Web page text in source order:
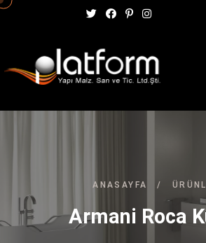
ANASAYFA /
Armani Roca